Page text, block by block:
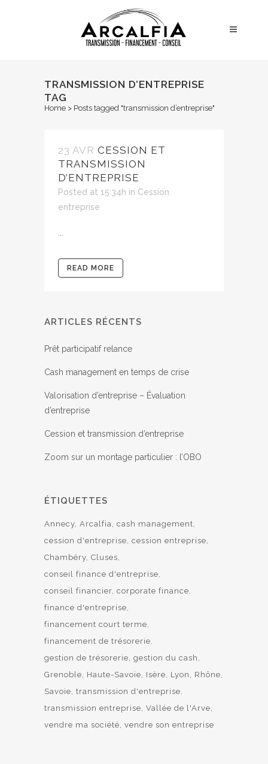
TRANSMISSION D’ENTREPRISE
TAG
Home > Posts tagged "transmission d’entreprise"
23 AVR CESSION ET
TRANSMISSION
D’ENTREPRISE
Posted at 15:34h in Cession
entreprise
READ MORE
ARTICLES RÉCENTS
Prêt participatif relance
Cash management en temps de crise
Valorisation d’entreprise – Évaluation
d’entreprise
Cession et transmission d’entreprise
Zoom sur un montage particulier : l’OBO
ÉTIQUETTES
Annecy Arcalfia cash management
cession d'entreprise cession entreprise
Chambéry Cluses
conseil finance d'entreprise
conseil financier corporate finance
finance d'entreprise
financement court terme
financement de trésorerie
gestion de trésorerie gestion du cash
Grenoble
Haute-Savoie Isère Lyon
Rhône
Savoie transmission d'entreprise
transmission entreprise Vallée de l'Arve
vendre ma société vendre son entreprise